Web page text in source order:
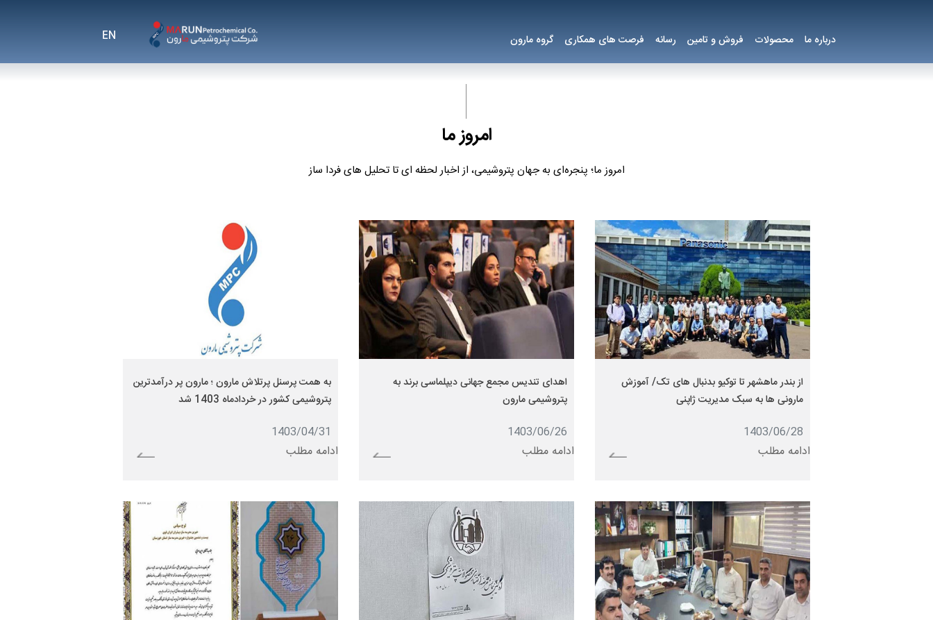
درباره ما محصولات فروش و تامین رسانه فرصت های همکاری گروه مارون
امروز ما
امروز ما؛ پنجره‌ای به جهان پتروشیمی، از اخبار لحظه ای تا تحلیل های فردا ساز
از بندر ماهشهر تا توکیو بدنبال های تک/ آموزش
مارونی ها به سبک مدیریت ژاپنی
1403/06/28
ادامه مطلب
اهدای تندیس مجمع جهانی دیپلماسی برند به
پتروشیمی مارون
1403/06/26
ادامه مطلب
به همت پرسنل پرتلاش مارون ؛ مارون پر درآمدترین
پتروشیمی کشور در خردادماه 1403 شد
1403/04/31
ادامه مطلب